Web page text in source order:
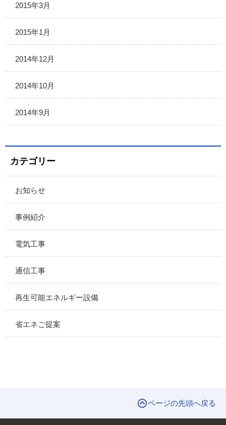
2015年3月
2015年1月
2014年12月
2014年10月
2014年9月
カテゴリー
お知らせ
事例紹介
電気工事
通信工事
再生可能エネルギー設備
省エネご提案
ページの先頭へ戻る